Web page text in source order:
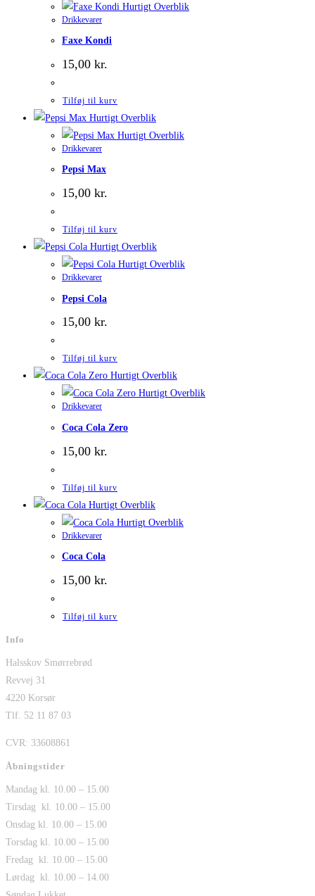
Hurtigt Overblik
Drikkevarer
Faxe Kondi
15,00 kr.
Tilføj til kurv
Hurtigt Overblik
Hurtigt Overblik
Drikkevarer
Pepsi Max
15,00 kr.
Tilføj til kurv
Hurtigt Overblik
Hurtigt Overblik
Drikkevarer
Pepsi Cola
15,00 kr.
Tilføj til kurv
Hurtigt Overblik
Hurtigt Overblik
Drikkevarer
Coca Cola Zero
15,00 kr.
Tilføj til kurv
Hurtigt Overblik
Hurtigt Overblik
Drikkevarer
Coca Cola
15,00 kr.
Tilføj til kurv
Info
Halsskov Smørrebrød
Revvej 31
4220 Korsør
Tlf. 52 11 87 03
CVR: 33608861
Åbningstider
Mandag kl. 10.00 – 15.00
Tirsdag kl. 10.00 – 15.00
Onsdag kl. 10.00 – 15.00
Torsdag kl. 10.00 – 15.00
Fredag kl. 10.00 – 15.00
Lørdag kl. 10.00 – 14.00